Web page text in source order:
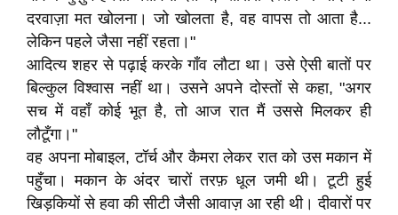
दरवाज़ा मत खोलना। जो खोलता है, वह वापस तो आता है...
लेकिन पहले जैसा नहीं रहता।"
आदित्य शहर से पढ़ाई करके गाँव लौटा था। उसे ऐसी बातों पर
बिल्कुल विश्वास नहीं था। उसने अपने दोस्तों से कहा, "अगर
सच में वहाँ कोई भूत है, तो आज रात मैं उससे मिलकर ही
लौटूँगा।"
वह अपना मोबाइल, टॉर्च और कैमरा लेकर रात को उस मकान में
पहुँचा। मकान के अंदर चारों तरफ़ धूल जमी थी। टूटी हुई
खिड़कियों से हवा की सीटी जैसी आवाज़ आ रही थी। दीवारों पर